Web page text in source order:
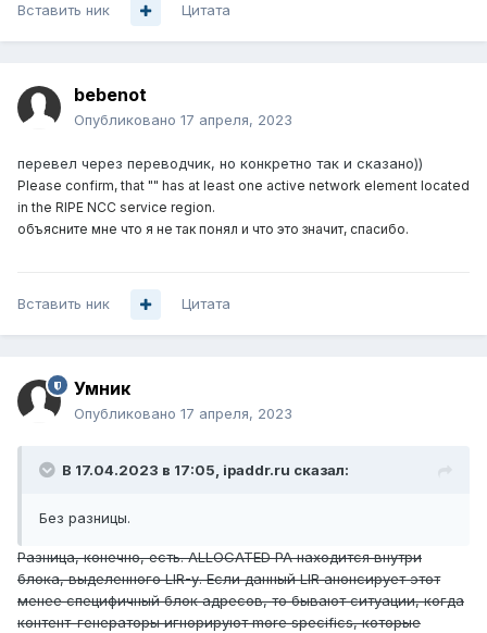
Вставить ник Цитата
bebenot
Опубликовано 17 апреля, 2023
перевел через переводчик, но конкретно так и сказано))
Please confirm, that "" has at least one active network element located
in the RIPE NCC service region.
объясните мне что я не так понял и что это значит, спасибо.
Вставить ник Цитата
Умник
Опубликовано 17 апреля, 2023
В 17.04.2023 в 17:05, ipaddr.ru сказал:
Без разницы.
Разница, конечно, есть. ALLOCATED PA находится внутри
блока, выделенного LIR-у. Если данный LIR анонсирует этот
менее специфичный блок адресов, то бывают ситуации, когда
контент-генераторы игнорируют more specifics, которые